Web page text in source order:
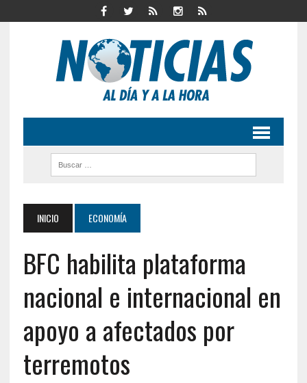
INICIO ECONOMÍA
BFC habilita plataforma
nacional e internacional en
apoyo a afectados por
terremotos